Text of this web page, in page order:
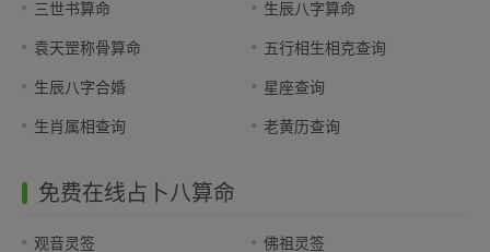
三世书算命 生辰八字算命
袁天罡称骨算命 五行相生相克查询
生辰八字合婚 星座查询
生肖属相查询 老黄历查询
免费在线占卜八算命
观音灵签 佛祖灵签